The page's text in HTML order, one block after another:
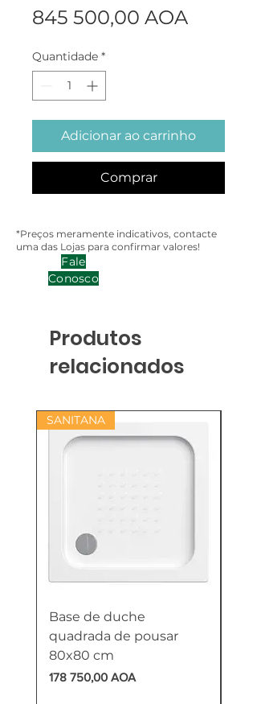
845 500,00 AOA
Quantidade *
Adicionar ao carrinho
Comprar
*Preços meramente indicativos, contacte
uma das Lojas para confirmar valores!
Fale
Conosco
Produtos
relacionados
SANITANA
Base de duche
quadrada de pousar
80x80 cm
Preço
178 750,00 AOA